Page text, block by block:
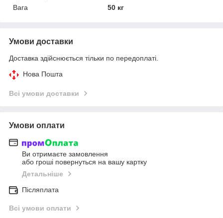
Вага
50 кг
Умови доставки
Доставка здійснюється тільки по передоплаті.
Нова Пошта
Всі умови доставки
Умови оплати
Ви отримаєте замовлення
або гроші повернуться на вашу картку
Детальніше
Післяплата
Всі умови оплати